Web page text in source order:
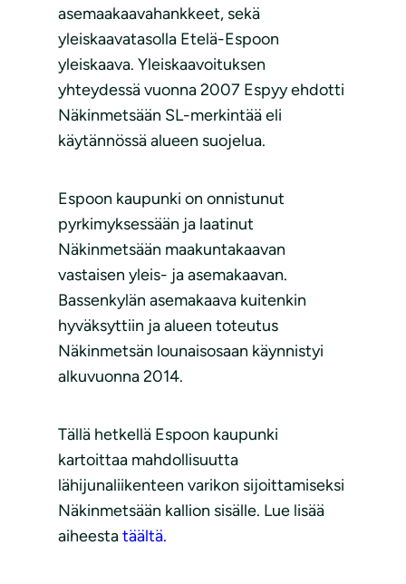
asemaakaavahankkeet, sekä
yleiskaavatasolla Etelä-Espoon
yleiskaava. Yleiskaavoituksen
yhteydessä vuonna 2007 Espyy ehdotti
Näkinmetsään SL-merkintää eli
käytännössä alueen suojelua.
Espoon kaupunki on onnistunut
pyrkimyksessään ja laatinut
Näkinmetsään maakuntakaavan
vastaisen yleis- ja asemakaavan.
Bassenkylän asemakaava kuitenkin
hyväksyttiin ja alueen toteutus
Näkinmetsän lounaisosaan käynnistyi
alkuvuonna 2014.
Tällä hetkellä Espoon kaupunki
kartoittaa mahdollisuutta
lähijunaliikenteen varikon sijoittamiseksi
Näkinmetsään kallion sisälle. Lue lisää
aiheestatäältä.